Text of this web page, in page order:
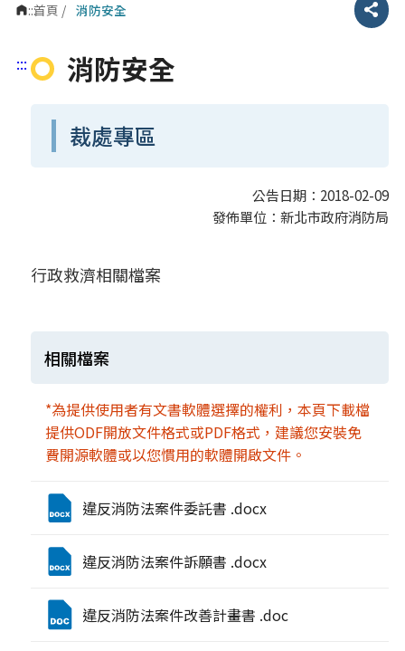
:::首頁 / 消防安全 分享
::: 消防安全
裁處專區
公告日期：2018-02-09
發佈單位：新北市政府消防局
行政救濟相關檔案
相關檔案
*為提供使用者有文書軟體選擇的權利，本頁下載檔
提供ODF開放文件格式或PDF格式，建議您安裝免
費開源軟體或以您慣用的軟體開啟文件。
違反消防法案件委託書 .docx
違反消防法案件訴願書 .docx
違反消防法案件改善計畫書 .doc